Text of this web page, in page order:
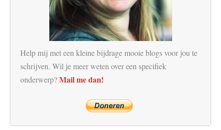
Help mij met een kleine bijdrage mooie blogs voor jou te
schrijven. Wil je meer weten over een specifiek
onderwerp?Mail me dan!